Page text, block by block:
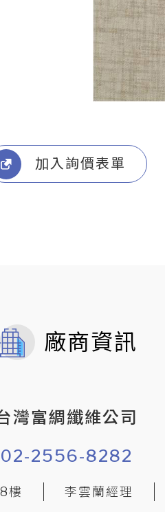
加入詢價表單
廠商資訊
灣富綢纖維公司
02-2556-8282
樓 李雲蘭經理